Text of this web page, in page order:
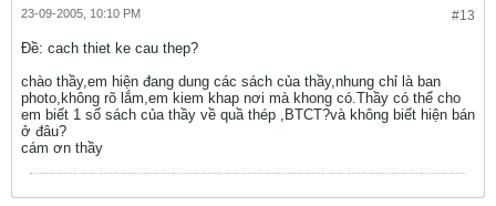
#13
23-09-2005, 10:10 PM
Ðề: cach thiet ke cau thep?
chào thầy,em hiện đang dung các sách của thầy,nhung chỉ là ban
photo,không rõ lắm,em kiem khap nơi mà khong có.Thầy có thể cho
em biết 1 số sách của thầy về quầ thép ,BTCT?và không biết hiện bán
ở đâu?
cám ơn thầy